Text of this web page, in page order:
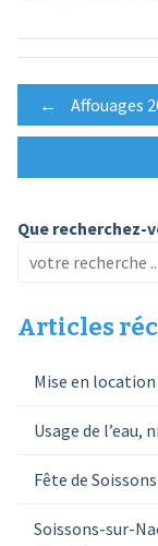
Post
← Affouages
Que recherchez-
Articles
Mise en
Usage de l’eau,
Fête de
Soissons-sur-